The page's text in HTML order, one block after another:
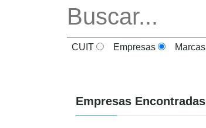
CUIT Empresas Marcas
Empresas Encontradas